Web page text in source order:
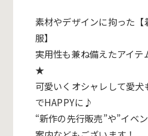
素材やデザインに拘った
服】
実用性も兼ね備えたアイテ
★
可愛いくオシャレして愛
でHAPPYに♪
“新作の先行販売”や”イベ